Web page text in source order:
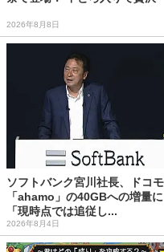
2026年8月8日
ソフトバンク宮川社長、ドコモ
「ahamo」の40GBへの増量に
「現時点では追従し...
2026年8月4日